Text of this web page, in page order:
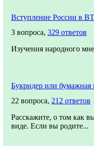
Вступление России в
3 вопроса, 329 ответов
Изучения народного
Букридер или бумажная
22 вопроса, 212 ответов
Расскажите, о том как
виде. Если вы родите...